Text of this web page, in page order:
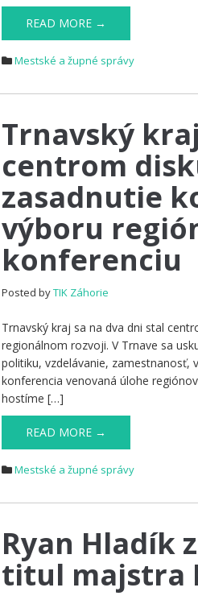
READ MORE →
Mestské a župné správy
Trnavský
centrom
zasadnutie
výboru
konferenciu
Posted byTIK Záhorie
Trnavský kraj sa na dva dni stal
regionálnom rozvoji. V Trnave sa
politiku, vzdelávanie, zamestnanosť,
konferencia venovaná úlohe
hostíme […]
READ MORE →
Mestské a župné správy
Ryan Hladík
titul majstra